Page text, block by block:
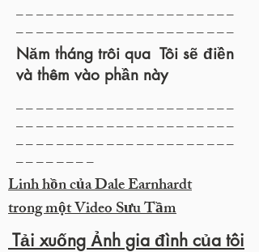
Năm tháng trôi qua Tôi sẽ điền
và thêm vào phần này
Linh hồn của Dale Earnhardt
trong một Video Sưu Tầm
Tải xuống Ảnh gia đình của tôi